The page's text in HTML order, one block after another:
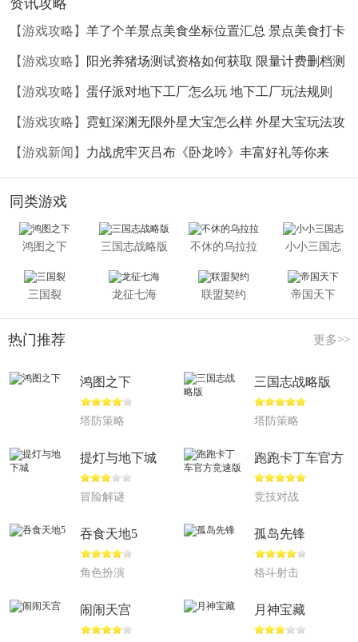
资讯攻略
【游戏攻略】 羊了个羊景点美食坐标位置汇总 景点美食打卡
坐标大全
【游戏攻略】 阳光养猪场测试资格如何获取 限量计费删档测
试资格如何获得
【游戏攻略】 蛋仔派对地下工厂怎么玩 地下工厂玩法规则
【游戏攻略】 霓虹深渊无限外星大宝怎么样 外星大宝玩法攻
略
【游戏新闻】 力战虎牢灭吕布《卧龙吟》丰富好礼等你来
同类游戏
鸿图之下 三国志战略版 不休的乌拉拉 小小三国志
三国裂 龙征七海 联盟契约 帝国天下
更多>>
热门推荐
鸿图之下
塔防策略
三国志战略版
塔防策略
提灯与地下城
冒险解谜
跑跑卡丁车官方
竞速版
竞技对战
吞食天地5
角色扮演
孤岛先锋
格斗射击
闹闹天宫 月神宝藏